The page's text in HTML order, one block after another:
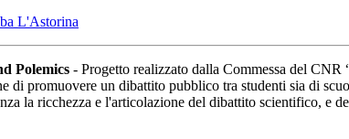
L'Astorina
Polemics - Progetto realizzato dalla Commessa del CNR
promuovere un dibattito pubblico tra studenti sia di
la ricchezza e l'articolazione del dibattito scientifico, e